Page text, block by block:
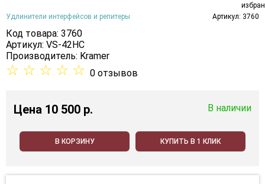
Удлинители интерфейсов и репитеры Артикул: 3760
Код товара: 3760
Артикул: VS-42HC
Производитель: Kramer
☆ ☆ ☆ ☆ ☆ 0 отзывов
Цена 10 500 p. В наличии
В КОРЗИНУ КУПИТЬ В 1 КЛИК